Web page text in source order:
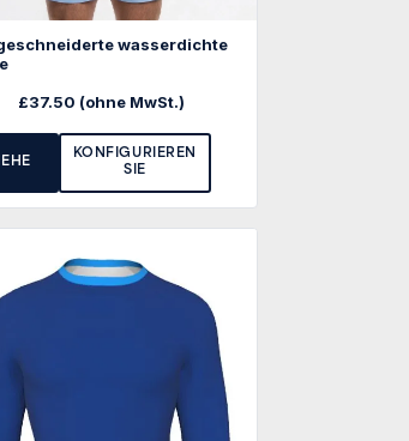
wasserdichte
£37.50 (ohne MwSt.)
KONFIGURIEREN
SIE